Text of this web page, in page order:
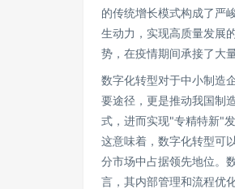
的传统增长模式构成了严
生动力，实现高质量发展
势，在疫情期间承接了大
数字化转型对于中小制造
要途径，更是推动我国制
式，进而实现"专精特新"
这意味着，数字化转型可
分市场中占据领先地位。
言，其内部管理和流程优